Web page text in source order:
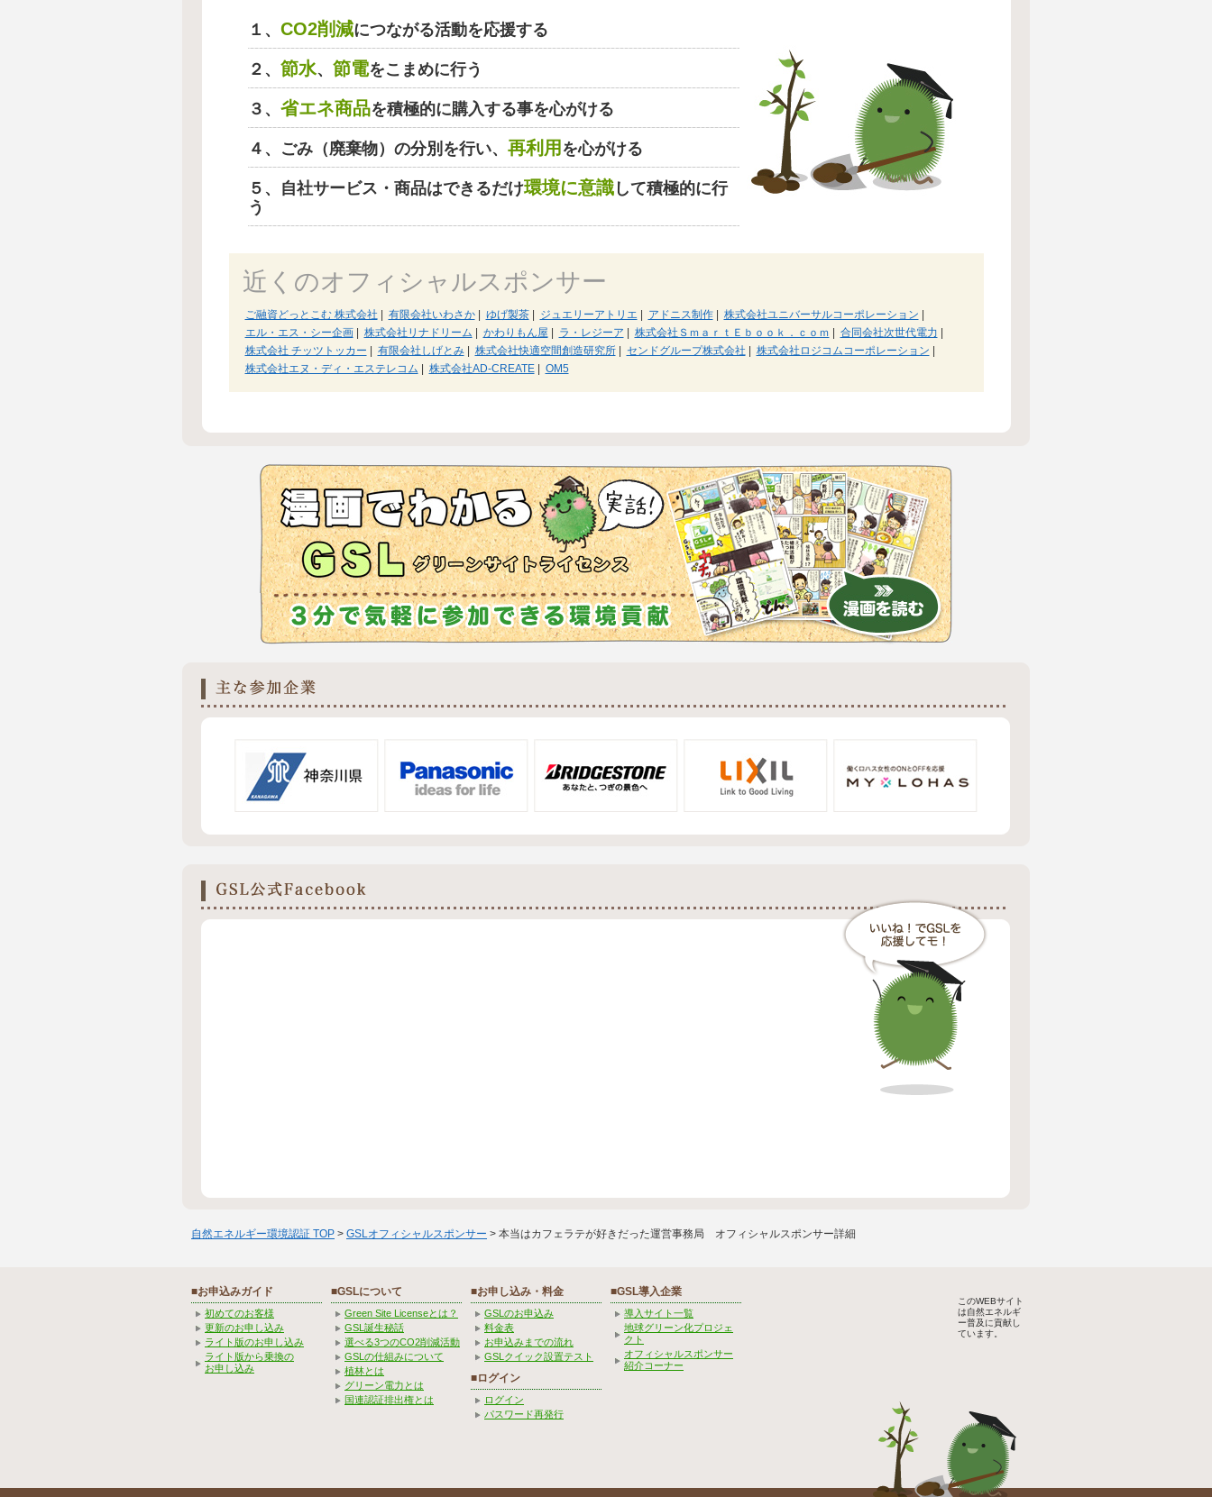
１、 CO2削減につながる活動を応援する
２、 節水、 節電をこまめに行う
３、 省エネ商品を積極的に購入する事を心がける
４、ごみ（廃棄物）の分別を行い、 再利用 を心がける
５、自社サービス・商品はできるだけ環境に意識して積極的に行
う
近くのオフィシャルスポンサー
ご融資どっとこむ 株式会社 有限会社いわさか| ゆげ製茶| ジュエリーアトリエ| アドニス制作| 株式会社ユニバーサルコーポレーション
エル・エス・シー企画| 株式会社リナドリーム かわりもん屋 ラ・レジーア 株式会社ＳｍａｒｔＥｂｏｏｋ．ｃｏｍ 合同会社次世代電力
株式会社 チッツトッカー
有限会社しげとみ| 株式会社快適空間創造研究所| センドグループ株式会社 株式会社ロジコムコーポレーション
株式会社エヌ・ディ・エステレコム
株式会社AD-CREATE| OM5
自然エネルギー環境認証 TOP > GSLオフィシャルスポンサー > 本当はカフェラテが好きだった運営事務局 オフィシャルスポンサー詳細
■お申込みガイド
初めてのお客様
更新のお申し込み
ライト版のお申し込み
ライト版から乗換の
お申し込み
■GSLについて
Green Site Licenseとは？
GSL誕生秘話
選べる3つのCO2削減活動
GSLの仕組みについて
植林とは
グリーン電力とは
国連認証排出権とは
■お申し込み・料金
GSLのお申込み
料金表
お申込みまでの流れ
GSLクイック設置テスト
■ログイン
ログイン
パスワード再発行
■GSL導入企業
導入サイト一覧
地球グリーン化プロジェ
クト
オフィシャルスポンサー
紹介コーナー
このWEBサイト
は自然エネルギ
ー普及に貢献し
ています。